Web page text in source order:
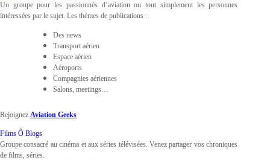
Un groupe pour les passionnés d’aviation ou tout simplement les personnes
intéressées par le sujet. Les thèmes de publications :
Des news
Transport aérien
Espace aérien
Aéroports
Compagnies aériennes
Salons, meetings…
Rejoignez Aviation Geeks
Films Ô Blogs
Groupe consacré au cinéma et aux séries télévisées. Venez partager vos chroniques
de films, séries.